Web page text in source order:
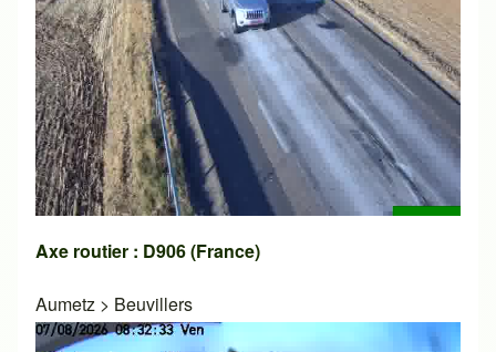
Axe routier : D906 (France)
Aumetz > Beuvillers